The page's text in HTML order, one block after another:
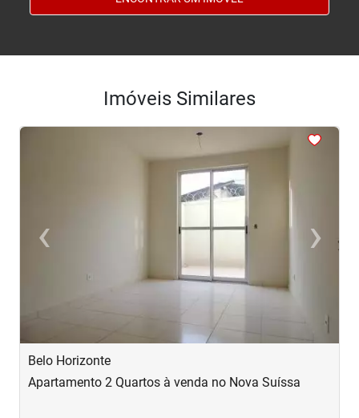
Imóveis Similares
‹Previous ›Next
Belo Horizonte
Apartamento 2 Quartos à venda no Nova Suíssa